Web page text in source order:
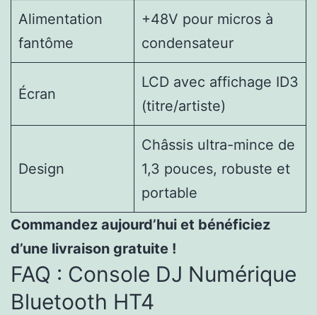
Alimentation
fantôme
+48V pour micros à
condensateur
Écran
LCD avec affichage ID3
(titre/artiste)
Design
Châssis ultra-mince de
1,3 pouces, robuste et
portable
Commandez aujourd’hui et bénéficiez
d’une livraison gratuite !
FAQ : Console DJ Numérique
Bluetooth HT4